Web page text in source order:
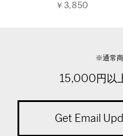
￥3,850
※通常
15,000円以
Get Email